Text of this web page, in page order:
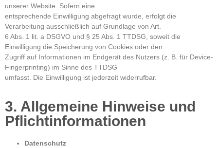
unserer Website. Sofern eine
entsprechende Einwilligung abgefragt wurde, erfolgt die
Verarbeitung ausschließlich auf Grundlage von Art.
6 Abs. 1 lit. a DSGVO und § 25 Abs. 1 TTDSG, soweit die
Einwilligung die Speicherung von Cookies oder den
Zugriff auf Informationen im Endgerät des Nutzers (z. B. für Device-
Fingerprinting) im Sinne des TTDSG
umfasst. Die Einwilligung ist jederzeit widerrufbar.
3. Allgemeine Hinweise und
Pflichtinformationen
Datenschutz